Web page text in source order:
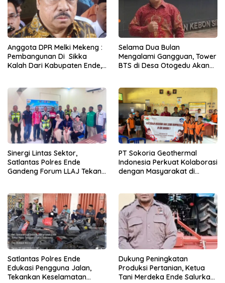
Anggota DPR Melki Mekeng :
Pembangunan Di Sikka
Kalah Dari Kabupaten Ende,
Selama Dua Bulan
Mengalami Gangguan, Tower
BTS di Desa Otogedu Akan
Sinergi Lintas Sektor,
Satlantas Polres Ende
Gandeng Forum LLAJ Tekan
PT Sokoria Geothermal
Indonesia Perkuat Kolaborasi
dengan Masyarakat di
Satlantas Polres Ende
Edukasi Pengguna Jalan,
Tekankan Keselamatan
Dukung Peningkatan
Produksi Pertanian, Ketua
Tani Merdeka Ende Salurkan